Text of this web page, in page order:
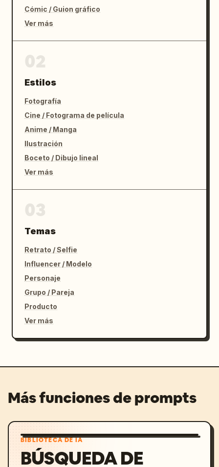
Cómic / Guion gráfico
Ver más
Estilos
Fotografía
Cine / Fotograma de película
Anime / Manga
Ilustración
Boceto / Dibujo lineal
Ver más
Temas
Retrato / Selfie
Influencer / Modelo
Personaje
Grupo / Pareja
Producto
Ver más
Más funciones de prompts
BIBLIOTECA DE IA
BÚSQUEDA DE